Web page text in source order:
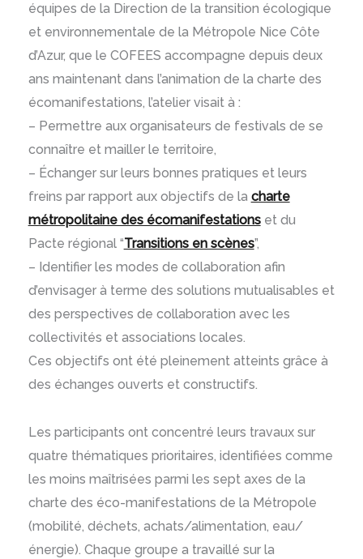
équipes de la Direction de la transition écologique
et environnementale de la Métropole Nice Côte
d’Azur, que le COFEES accompagne depuis deux
ans maintenant dans l’animation de la charte des
écomanifestations, l’atelier visait à :
– Permettre aux organisateurs de festivals de se
connaître et mailler le territoire,
– Échanger sur leurs bonnes pratiques et leurs
freins par rapport aux objectifs de la charte
métropolitaine des écomanifestationset du
Pacte régional “Transitions en scènes”,
– Identifier les modes de collaboration afin
d’envisager à terme des solutions mutualisables et
des perspectives de collaboration avec les
collectivités et associations locales.
Ces objectifs ont été pleinement atteints grâce à
des échanges ouverts et constructifs.
Les participants ont concentré leurs travaux sur
quatre thématiques prioritaires, identifiées comme
les moins maîtrisées parmi les sept axes de la
charte des éco-manifestations de la Métropole
(mobilité, déchets, achats/alimentation, eau/
énergie). Chaque groupe a travaillé sur la